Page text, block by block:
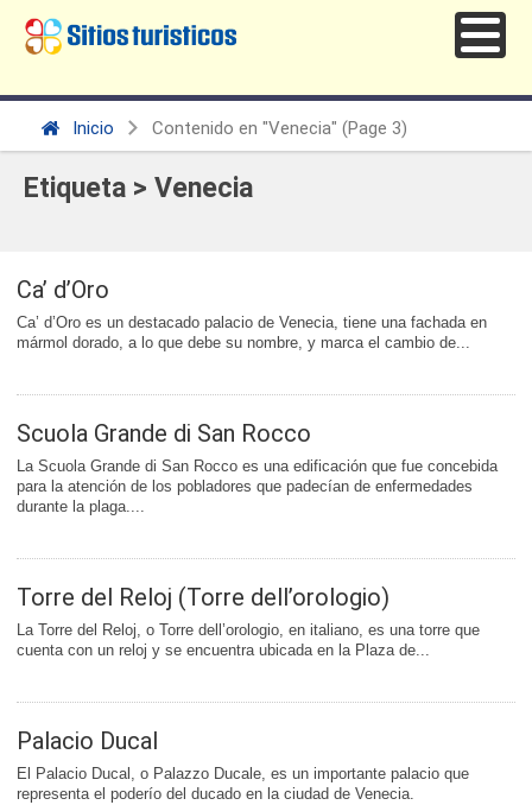
Inicio Contenido en "Venecia" (Page 3)
Etiqueta > Venecia
Ca’ d’Oro
Ca’ d’Oro es un destacado palacio de Venecia, tiene una fachada en
mármol dorado, a lo que debe su nombre, y marca el cambio de...
Scuola Grande di San Rocco
La Scuola Grande di San Rocco es una edificación que fue concebida
para la atención de los pobladores que padecían de enfermedades
durante la plaga....
Torre del Reloj (Torre dell’orologio)
La Torre del Reloj, o Torre dell’orologio, en italiano, es una torre que
cuenta con un reloj y se encuentra ubicada en la Plaza de...
Palacio Ducal
El Palacio Ducal, o Palazzo Ducale, es un importante palacio que
representa el poderío del ducado en la ciudad de Venecia.